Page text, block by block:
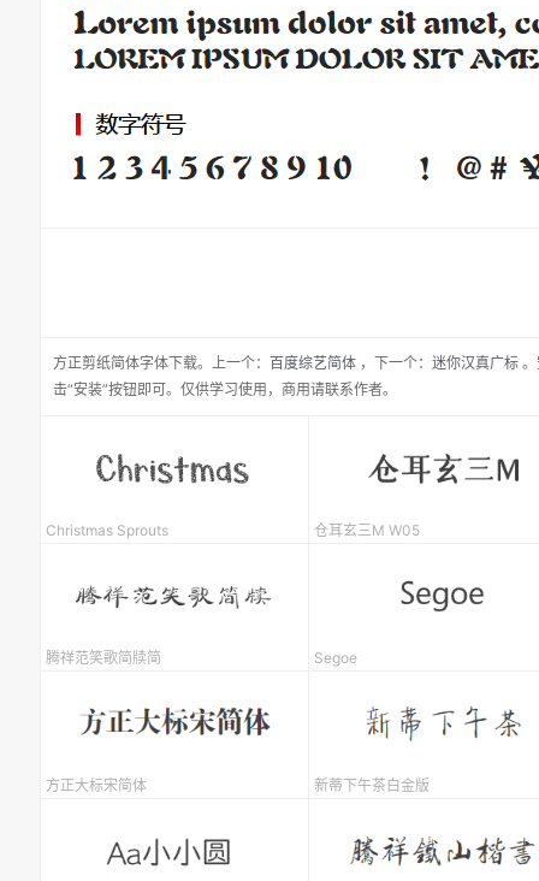
方正剪纸简体字体下载。 上一个： 百度综艺简体 ， 下一个： 迷你汉真广标
击“安装”按钮即可。仅供学习使用，商用请联系作者。
Christmas Sprouts 仓耳玄三M W05
腾祥范笑歌简牍简 Segoe
方正大标宋简体 新蒂下午茶白金版